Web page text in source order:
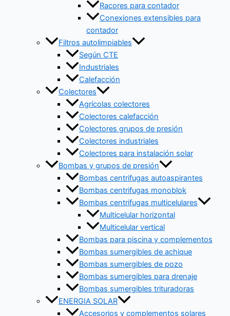
Racores para contador
Conexiones extensibles para
contador
Filtros autolimpiables
Según CTE
Industriales
Calefacción
Colectores
Agrícolas colectores
Colectores calefacción
Colectores grupos de presión
Colectores industriales
Colectores para instalación solar
Bombas y grupos de presión
Bombas centrifugas autoaspirantes
Bombas centrifugas monoblok
Bombas centrifugas multicelulares
Multicelular horizontal
Multicelular vertical
Bombas para piscina y complementos
Bombas sumergibles de achique
Bombas sumergibles de pozo
Bombas sumergibles para drenaje
Bombas sumergibles trituradoras
ENERGIA SOLAR
Accesorios y complementos solares